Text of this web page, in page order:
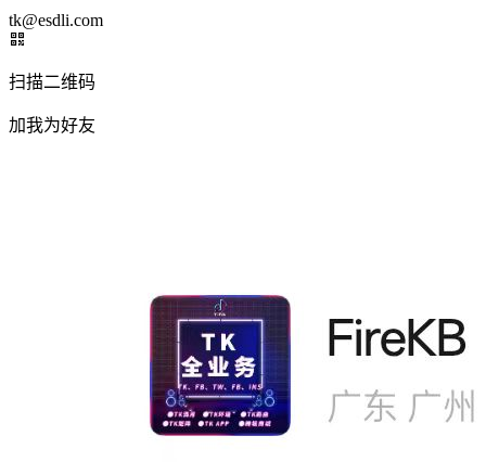
tk@esdli.com
扫描二维码
加我为好友